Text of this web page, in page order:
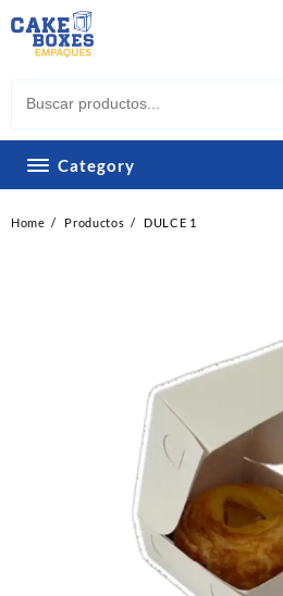
to
content
Category
Home Productos DULCE 1